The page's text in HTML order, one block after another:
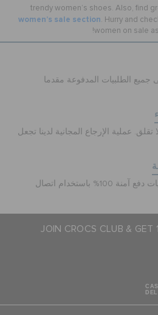
trendy women’s shoes. Also, find
women’s sale section. Hurry and
women on sale
الطلبيات المدفوعة مقدما
عملية الإرجاع المجانية لدينا تجعل
JOIN CROCS CLUB & GET